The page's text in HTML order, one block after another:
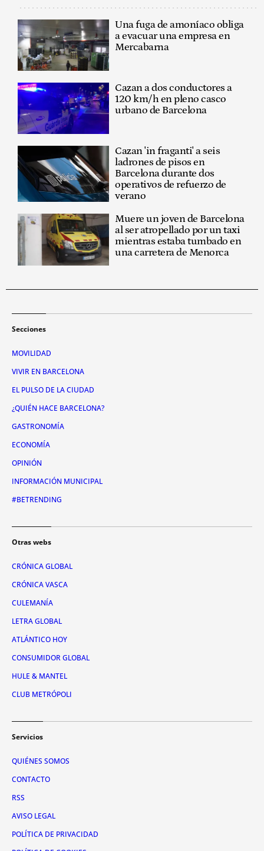
Una fuga de amoníaco obliga
a evacuar una empresa en
Mercabarna
Cazan a dos conductores a
120 km/h en pleno casco
urbano de Barcelona
Cazan 'in fraganti' a seis
ladrones de pisos en
Barcelona durante dos
operativos de refuerzo de
verano
Muere un joven de Barcelona
al ser atropellado por un taxi
mientras estaba tumbado en
una carretera de Menorca
Secciones
MOVILIDAD
VIVIR EN BARCELONA
EL PULSO DE LA CIUDAD
¿QUIÉN HACE BARCELONA?
GASTRONOMÍA
ECONOMÍA
OPINIÓN
INFORMACIÓN MUNICIPAL
#BETRENDING
Otras webs
CRÓNICA GLOBAL
CRÓNICA VASCA
CULEMANÍA
LETRA GLOBAL
ATLÁNTICO HOY
CONSUMIDOR GLOBAL
HULE & MANTEL
CLUB METRÓPOLI
Servicios
QUIÉNES SOMOS
CONTACTO
RSS
AVISO LEGAL
POLÍTICA DE PRIVACIDAD